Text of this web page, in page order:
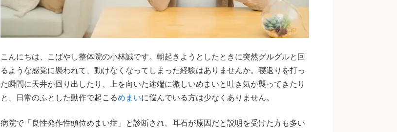
こんにちは、こばやし整体院の小林誠です。朝起きようとしたときに突然グルグルと回
るような感覚に襲われて、動けなくなってしまった経験はありませんか。寝返りを打っ
た瞬間に天井が回り出したり、上を向いた途端に激しいめまいと吐き気が襲ってきたり
と、日常のふとした動作で起こるめまいに悩んでいる方は少なくありません。
病院で「良性発作性頭位めまい症」と診断され、耳石が原因だと説明を受けた方も多い